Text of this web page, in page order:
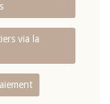
via la